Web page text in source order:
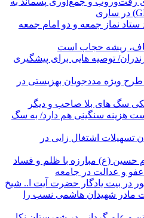
یادواره ۱۲ شهید ستاد نماز جمعه و دو امام جمعه
ریشه حجاب است
در مازندران/ توصيه هايی برای پيشگيری
بهره برداری بیش از ۱۳۰ طرح ویژه مددجویان بهزیستی در
سگ های بلا صاحب و دیگر
هزینه سنگینی هم دارد/ به سگ
تومان تسهیلات اشتغال زایی در
حسین (ع) مبارزه با ظلم و فساد
و عدالت در جامعه
در بیت یادگار حضرت آیت ا.. شیخ
مادر شهیدان هاشمی نسب را